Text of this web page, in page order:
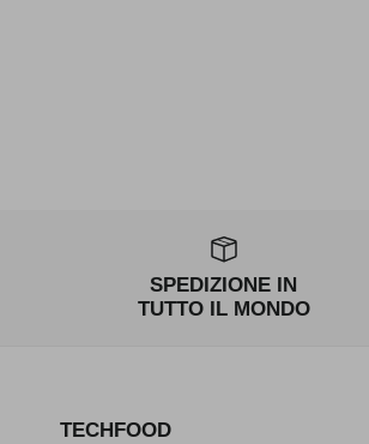
SPEDIZIONE IN
TUTTO IL MONDO
TECHFOOD